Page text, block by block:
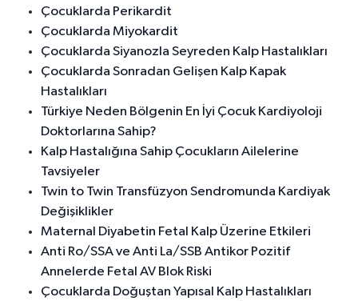
Çocuklarda Perikardit
Çocuklarda Miyokardit
Çocuklarda Siyanozla Seyreden Kalp Hastalıkları
Çocuklarda Sonradan Gelişen Kalp Kapak
Hastalıkları
Türkiye Neden Bölgenin En İyi Çocuk Kardiyoloji
Doktorlarına Sahip?
Kalp Hastalığına Sahip Çocukların Ailelerine
Tavsiyeler
Twin to Twin Transfüzyon Sendromunda Kardiyak
Değişiklikler
Maternal Diyabetin Fetal Kalp Üzerine Etkileri
Anti Ro/SSA ve Anti La/SSB Antikor Pozitif
Annelerde Fetal AV Blok Riski
Çocuklarda Doğuştan Yapısal Kalp Hastalıkları